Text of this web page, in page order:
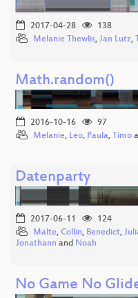
2017-04-28
138
Melanie Thewlis, Jan Lutz,
Math.random()
2016-10-16
97
Melanie, Leo, Paula, Timo
Datenparty
2017-06-11
124
Malte, Collin, Benedict,
Jonathann and Noah
No Game No